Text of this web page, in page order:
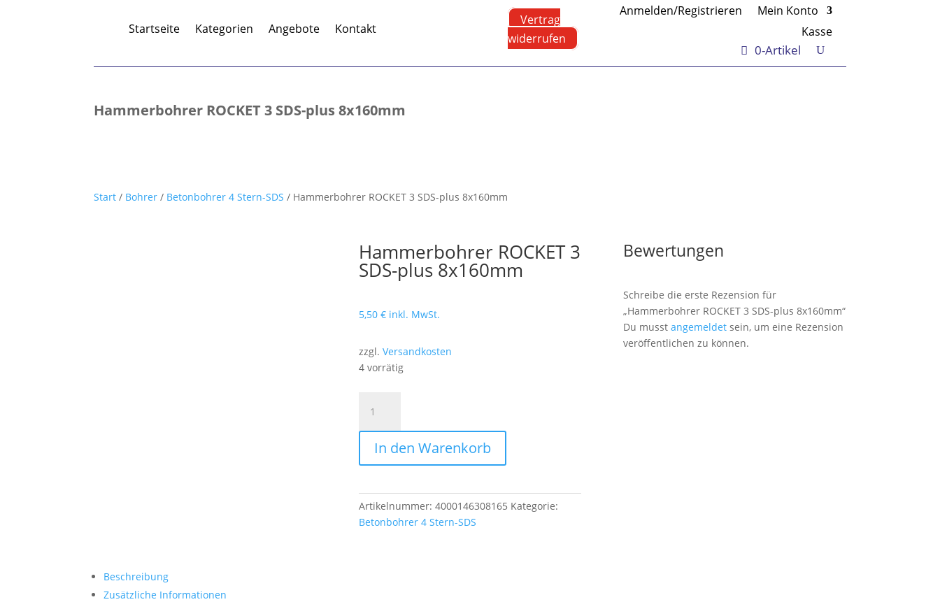
Startseite Kategorien Angebote Kontakt
Vertrag
widerrufen
Anmelden/Registrieren
Mein Konto
Kasse
0-Artikel
Hammerbohrer ROCKET 3 SDS-plus 8x160mm
Start / Bohrer / Betonbohrer 4 Stern-SDS / Hammerbohrer ROCKET 3 SDS-plus 8x160mm
Hammerbohrer ROCKET 3
SDS-plus 8x160mm
5,50 € inkl. MwSt.
zzgl. Versandkosten
4 vorrätig
ROCKET
3
SDS-
plus
Menge
In den Warenkorb
Artikelnummer: 4000146308165 Kategorie:
Betonbohrer 4 Stern-SDS
Bewertungen
Schreibe die erste Rezension für
„Hammerbohrer ROCKET 3 SDS-plus 8x160mm“
Du musst angemeldetsein, um eine Rezension
veröffentlichen zu können.
Beschreibung
Zusätzliche Informationen